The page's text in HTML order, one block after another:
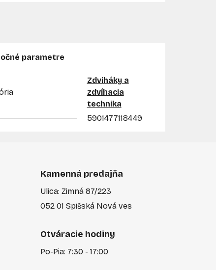
parametre
Zdviháky a
zdvíhacia
technika
5901477118449
Kamenná predajňa
Ulica: Zimná 87/223
052 01 Spišská Nová ves
Otváracie hodiny
Po-Pia: 7:30 - 17:00